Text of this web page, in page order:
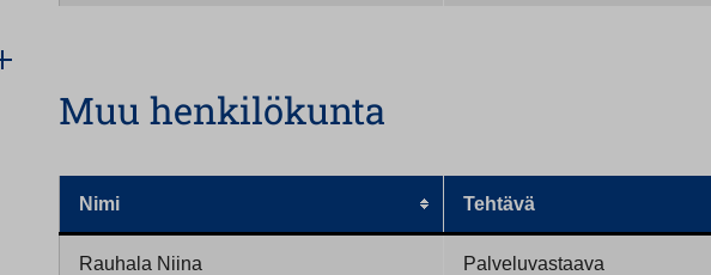
Muu henkilökunta
Nimi Tehtävä
Rauhala Niina Palveluvastaava